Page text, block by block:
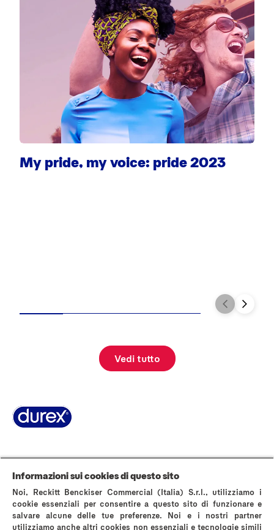
My pride, my voice: pride 2023
Vedi tutto
La storia di DurexDomande FrequentiArea stampa
Contattaci
Politica sui cookiesAvviso sulla Privacy
Termini & Condizioni di Utilizzo del Sito Web
Informazioni sui cookies di questo sito
Noi, Reckitt Benckiser Commercial (Italia) S.r.l., utilizziamo i
cookie essenziali per consentire a questo sito di funzionare e
salvare alcune delle tue preferenze. Noi e i nostri partner
utilizziamo anche altri cookies non essenziali e tecnologie simili